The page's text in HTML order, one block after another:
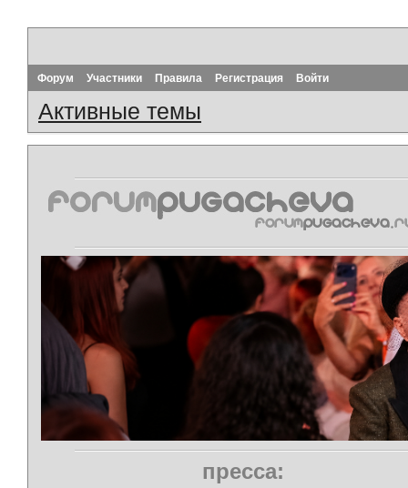
Форум Участники Правила Регистрация Войти
Активные темы
пресса: